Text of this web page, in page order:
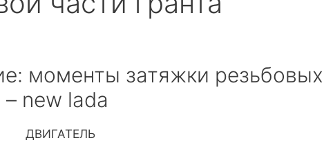
моменты затяжки резьбовых
new lada
ДВИГАТЕЛЬ